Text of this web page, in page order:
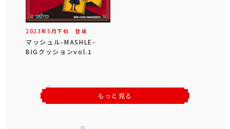
2023年5 月下旬 登場
マッシュル-MASHLE-
BIGクッションvol.1
もっと見る